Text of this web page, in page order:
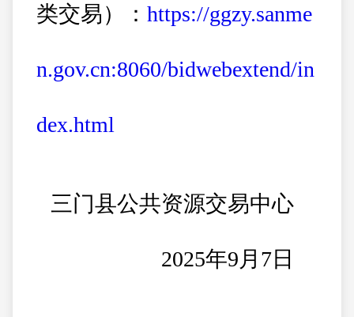
类交易）： https://ggzy.sanme
n.gov.cn:8060/bidwebextend/in
dex.html
三门县公共资源交易中心
2025年9月7日